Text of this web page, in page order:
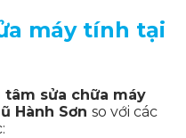
máy tính tại
tâm sửa chữa máy
Hành Sơn so với các